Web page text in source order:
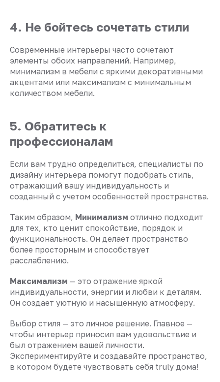
4. Не бойтесь сочетать стили
Современные интерьеры часто сочетают
элементы обоих направлений. Например,
минимализм в мебели с яркими декоративными
акцентами или максимализм с минимальным
количеством мебели.
5. Обратитесь к
профессионалам
Если вам трудно определиться, специалисты по
дизайну интерьера помогут подобрать стиль,
отражающий вашу индивидуальность и
созданный с учетом особенностей пространства.
Таким образом, Минимализм отлично подходит
для тех, кто ценит спокойствие, порядок и
функциональность. Он делает пространство
более просторным и способствует
расслаблению.
Максимализм — это отражение яркой
индивидуальности, энергии и любви к деталям.
Он создает уютную и насыщенную атмосферу.
Выбор стиля — это личное решение. Главное —
чтобы интерьер приносил вам удовольствие и
был отражением вашей личности.
Экспериментируйте и создавайте пространство,
в котором будете чувствовать себя truly дома!